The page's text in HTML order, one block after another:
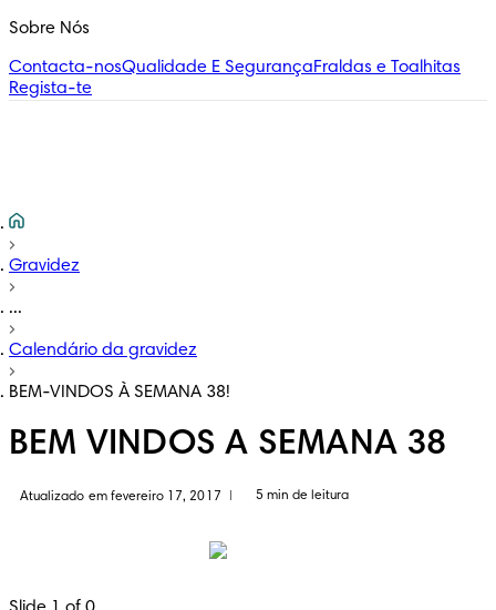
Sobre Nós
Contacta-nosQualidade E SegurançaFraldas e Toalhitas
Regista-te
Gravidez
...
Calendário da gravidez
BEM-VINDOS À SEMANA 38!
BEM VINDOS A SEMANA 38
Atualizado em fevereiro 17, 2017 5 min de leitura